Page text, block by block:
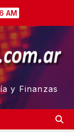
AM
y Finanzas